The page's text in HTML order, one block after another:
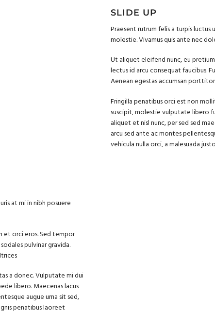
SLIDE UP
Praesent rutrum felis a turpis luctus
molestie. Vivamus quis ante nec
Ut aliquet eleifend nunc, eu
lectus id arcu consequat faucibus.
Aenean egestas accumsan
Fringilla penatibus orci est non
suscipit, molestie vulputate libero
aliquet et nisl nunc, per sed sed
arcu sed ante ac montes
vehicula nulla orci, a malesuada
at mi in nibh posuere
et orci eros. Sed tempor
pulvinar gravida.
a donec. Vulputate mi dui
libero. Maecenas lacus
augue urna sit sed,
penatibus laoreet